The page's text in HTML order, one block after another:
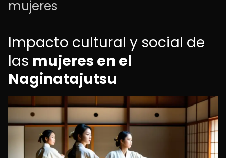
mujeres
Impacto cultural y social de
las mujeres en el
Naginatajutsu